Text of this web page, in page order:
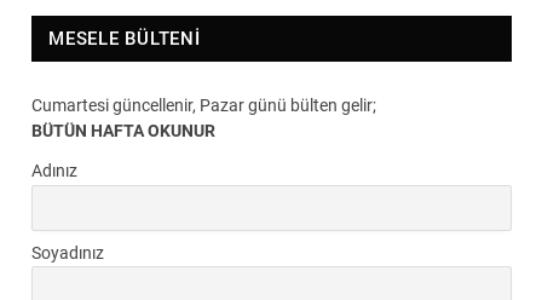
MESELE BÜLTENI
Cumartesi güncellenir, Pazar günü bülten gelir;
BÜTÜN HAFTA OKUNUR
Adınız
Soyadınız